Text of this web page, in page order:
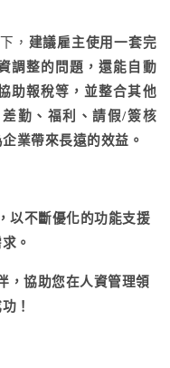
， 建議雇主使用一套完
調整的問題，還能自動
助報稅等，並整合其他
勤、福利、請假/簽核
業帶來長遠的效益。
以不斷優化的功能支援
。
，協助您在人資管理領
！